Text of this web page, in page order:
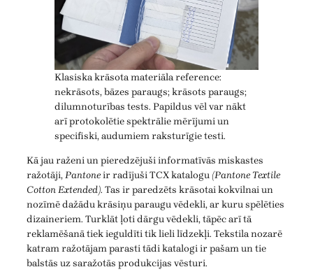
Klasiska krāsota materiāla reference:
nekrāsots, bāzes paraugs; krāsots paraugs;
dilumnoturības tests. Papildus vēl var nākt
arī protokolētie spektrālie mērījumi un
specifiski, audumiem raksturīgie testi.
Kā jau raženi un pieredzējuši informatīvās miskastes
ražotāji,Pantoneir radījuši TCX katalogu (Pantone Textile
Cotton Extended). Tas ir paredzēts krāsotai kokvilnai un
nozīmē dažādu krāsiņu paraugu vēdekli, ar kuru spēlēties
dizaineriem. Turklāt ļoti dārgu vēdekli, tāpēc arī tā
reklamēšanā tiek ieguldīti tik lieli līdzekļi. Tekstila nozarē
katram ražotājam parasti tādi katalogi ir pašam un tie
balstās uz saražotās produkcijas vēsturi.